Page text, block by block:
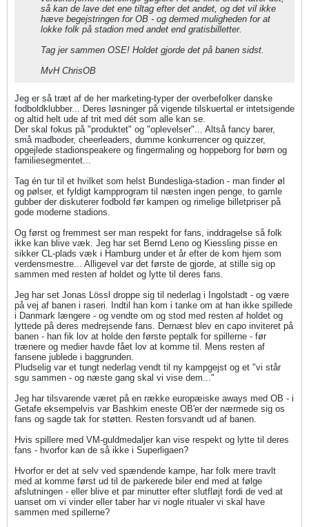
så kan de lave det ene tiltag efter det andet, og det vil ikke
hæve begejstringen for OB - og dermed muligheden for at
lokke folk på stadion med andet end gratisbilletter.
Tag jer sammen OSE! Holdet gjorde det på banen sidst.
MvH ChrisOB
Jeg er så træt af de her marketing-typer der overbefolker danske
fodboldklubber... Deres løsninger på vigende tilskuertal er intetsigende
og altid helt ude af trit med dét som alle kan se.
Der skal fokus på "produktet" og "oplevelser"... Altså fancy barer,
små madboder, cheerleaders, dumme konkurrencer og quizzer,
opgejlede stadionspeakere og fingermaling og hoppeborg for børn og
familiesegmentet...
Tag én tur til et hvilket som helst Bundesliga-stadion - man finder øl
og pølser, et fyldigt kampprogram til næsten ingen penge, to gamle
gubber der diskuterer fodbold før kampen og rimelige billetpriser på
gode moderne stadions.
Og først og fremmest ser man respekt for fans, inddragelse så folk
ikke kan blive væk. Jeg har set Bernd Leno og Kiessling pisse en
sikker CL-plads væk i Hamburg under et år efter de kom hjem som
verdensmestre... Alligevel var det første de gjorde, at stille sig op
sammen med resten af holdet og lytte til deres fans.
Jeg har set Jonas Lössl droppe sig til nederlag i Ingolstadt - og være
på vej af banen i raseri. Indtil han kom i tanke om at han ikke spillede
i Danmark længere - og vendte om og stod med resten af holdet og
lyttede på deres medrejsende fans. Dernæst blev en capo inviteret på
banen - han fik lov at holde den første peptalk for spillerne - før
trænere og medier havde fået lov at komme til. Mens resten af
fansene jublede i baggrunden.
Pludselig var et tungt nederlag vendt til ny kampgejst og et "vi står
sgu sammen - og næste gang skal vi vise dem..."
Jeg har tilsvarende været på en række europæiske aways med OB - i
Getafe eksempelvis var Bashkim eneste OB'er der nærmede sig os
fans og sagde tak for støtten. Resten forsvandt ud af banen.
Hvis spillere med VM-guldmedaljer kan vise respekt og lytte til deres
fans - hvorfor kan de så ikke i Superligaen?
Hvorfor er det at selv ved spændende kampe, har folk mere travlt
med at komme først ud til de parkerede biler end med at følge
afslutningen - eller blive et par minutter efter slutfløjt fordi de ved at
uanset om vi vinder eller taber har vi nogle ritualer vi skal have
sammen med spillerne?